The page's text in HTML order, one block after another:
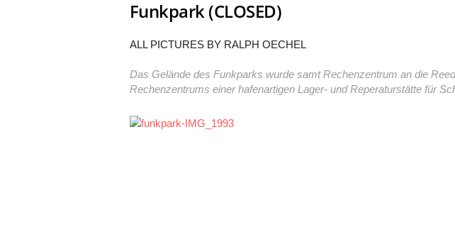
Funkpark (CLOSED)
ALL PICTURES BY RALPH OECHEL
Das Gelände des Funkparks wurde samt Rechenzentrum an die
Rechenzentrums einer hafenartigen Lager- und Reperaturstätte für